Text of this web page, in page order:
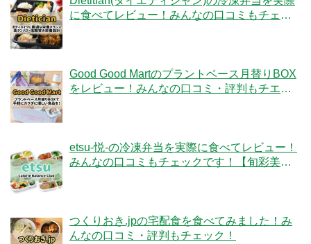
に食べてレビュー！みんなの口コミもチェッ
Good Good Martのプラントベース月替りBOX
をレビュー！みんなの口コミ・評判もチエッ
etsu-悦-の冷凍弁当を実際に食べてレビュー！
みんなの口コミもチェックです！【旬彩美
つくりおき.jpの宅配食を食べてみました！み
んなの口コミ・評判もチェック！